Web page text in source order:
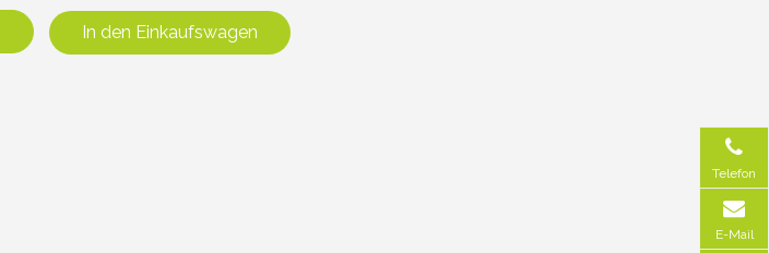
In den Einkaufswagen
Telefon
E-Mail